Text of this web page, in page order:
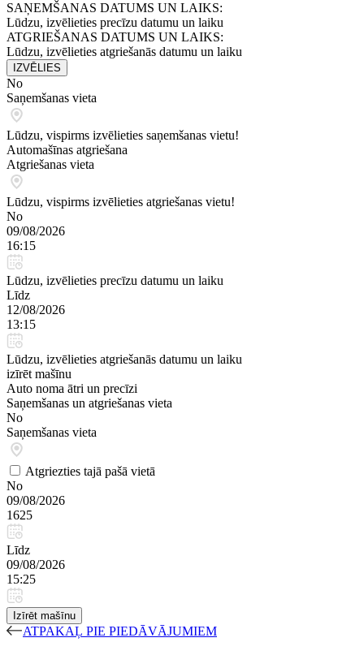
SAŅEMŠANAS DATUMS UN LAIKS:
Lūdzu, izvēlieties precīzu datumu un laiku
ATGRIEŠANAS DATUMS UN LAIKS:
Lūdzu, izvēlieties atgriešanās datumu un laiku
IZVĒLIES
No
Saņemšanas vieta
Lūdzu, vispirms izvēlieties saņemšanas vietu!
Automašīnas atgriešana
Atgriešanas vieta
Lūdzu, vispirms izvēlieties atgriešanas vietu!
No
09/08/2026
16:15
Lūdzu, izvēlieties precīzu datumu un laiku
Līdz
12/08/2026
13:15
Lūdzu, izvēlieties atgriešanās datumu un laiku
izīrēt mašīnu
Auto noma ātri un precīzi
Saņemšanas un atgriešanas vieta
No
Saņemšanas vieta
Atgriezties tajā pašā vietā
No
09/08/2026
1625
Līdz
09/08/2026
15:25
Izīrēt mašīnu
ATPAKAĻ PIE PIEDĀVĀJUMIEM